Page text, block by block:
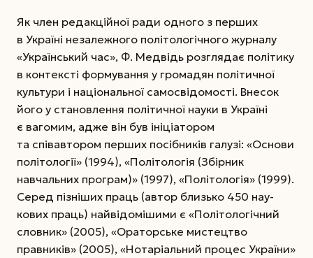
Як член редакційної ради одного з перших
в Україні незалежного політологічного журналу
«Український час», Ф. Медвідь розглядає політику
в контексті формування у громадян політичної
культури і національної самосвідомості. Внесок
його у становлення політичної науки в Україні
є вагомим, адже він був ініціатором
та співавтором перших посібників галузі: «Основи
політології» (1994), «Політологія (Збірник
навчальних програм)» (1997), «Політологія» (1999).
Серед пізніших праць (автор близько 450 нау­
кових праць) найвідомішими є «Політологічний
словник» (2005), «Ораторське мистецтво
правників» (2005), «Нотаріальний процес України»